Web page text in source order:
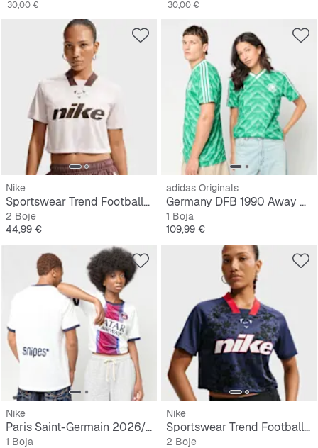
30,00 €
30,00 €
Nike
Sportswear Trend Football Crop Top
2 Boje
Cijena
44,99 €
adidas Originals
Germany DFB 1990 Away Jersey
1 Boja
Cijena
109,99 €
Nike
Paris Saint-Germain 2026/27 Stadium Away
1 Boja
Nike
Sportswear Trend Football Crop Top
2 Boje